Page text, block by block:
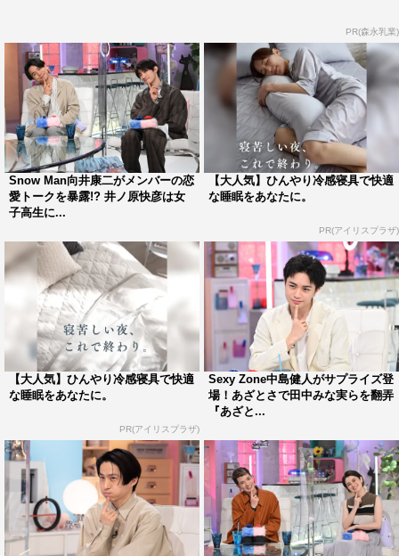
がいると知る彼女」「逆ナンする福岡女子」「絶対に彼氏
に会ってほしくない元カノ」。ハイクオリティーすぎる動
画に、スタジオメンバーもぐんぐん引き込まれ、さまざま
な妄想を繰り広げる。
スタジオでは、三宅の心に一番刺さった「今週のベストあ
ざと芝居」を決定。さらに三宅は松山ケンイチのかわいい
あざと方言エピソードを明かす。
『あざとくて何が悪いの？』
テレビ朝日系
毎週日曜 午後11時55分～深夜0時25分 ※一部地域を除
番組公式サイト： https://www.tv-asahi.co.jp/azatokute/#/
この記事の写真
PR(森永乳業)
Snow Man向井康二がメンバーの恋
愛トークを暴露!? 井ノ原快彦は女
子高生に...
【大人気】ひんやり冷感寝具で快適
な睡眠をあなたに。
PR(アイリスプラザ)
【大人気】ひんやり冷感寝具で快適
な睡眠をあなたに。
PR(アイリスプラザ)
Sexy Zone中島健人がサプライズ登
場！あざとさで田中みな実らを翻弄
『あざと...